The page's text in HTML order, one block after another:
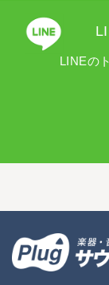
LINEの